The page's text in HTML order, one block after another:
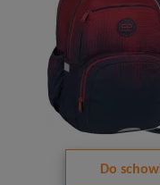
Do